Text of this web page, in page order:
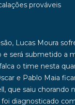
prováveis
Lucas Moura
será submetido a
o time nesta
e Pablo Maia
, que saiu chorando
foi diagnosticado